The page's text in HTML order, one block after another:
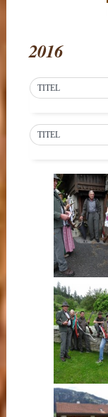
2016
TITEL
TITEL